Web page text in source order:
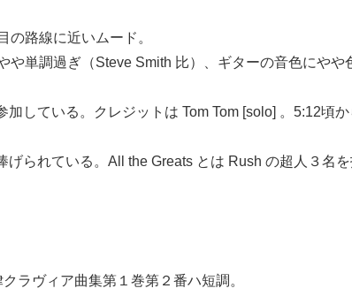
の路線に近いムード。
や単調過ぎ（Steve Smith 比）、ギターの音色にや
加している。クレジットは Tom Tom [solo] 。5:12
げられている。All the Greats とは Rush の超人３
ラヴィア曲集第１巻第２番ハ短調。